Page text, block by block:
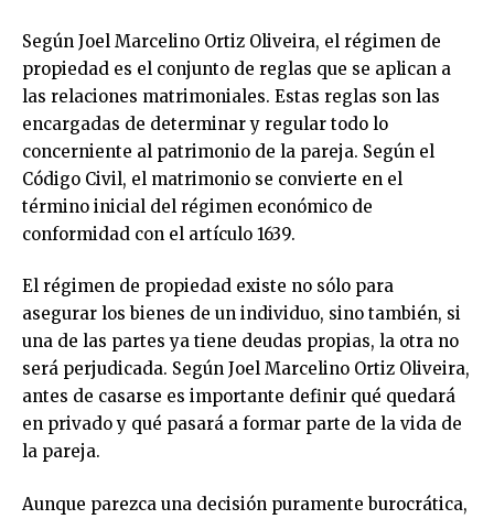
Según Joel Marcelino Ortiz Oliveira, el régimen de
propiedad es el conjunto de reglas que se aplican a
las relaciones matrimoniales. Estas reglas son las
encargadas de determinar y regular todo lo
concerniente al patrimonio de la pareja. Según el
Código Civil, el matrimonio se convierte en el
término inicial del régimen económico de
conformidad con el artículo 1639.
El régimen de propiedad existe no sólo para
asegurar los bienes de un individuo, sino también, si
una de las partes ya tiene deudas propias, la otra no
será perjudicada. Según Joel Marcelino Ortiz Oliveira,
antes de casarse es importante definir qué quedará
en privado y qué pasará a formar parte de la vida de
la pareja.
Aunque parezca una decisión puramente burocrática,